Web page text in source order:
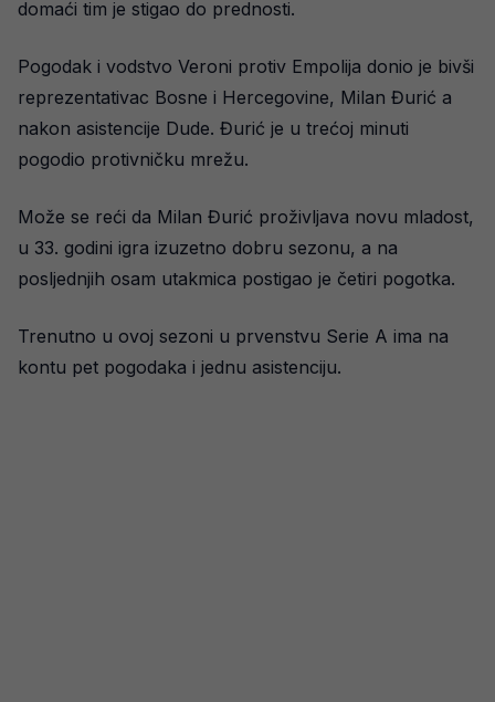
domaći tim je stigao do prednosti.
Pogodak i vodstvo Veroni protiv Empolija donio je bivši
reprezentativac Bosne i Hercegovine, Milan Đurić a
nakon asistencije Dude. Đurić je u trećoj minuti
pogodio protivničku mrežu.
Može se reći da Milan Đurić proživljava novu mladost,
u 33. godini igra izuzetno dobru sezonu, a na
posljednjih osam utakmica postigao je četiri pogotka.
Trenutno u ovoj sezoni u prvenstvu Serie A ima na
kontu pet pogodaka i jednu asistenciju.